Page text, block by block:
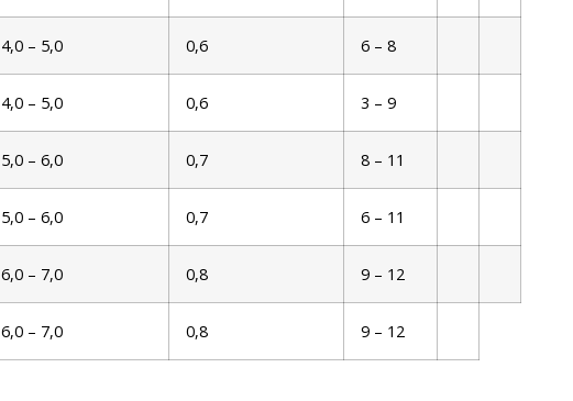
4,0 – 5,0 0,6 6 – 8
4,0 – 5,0 0,6 3 – 9
5,0 – 6,0 0,7 8 – 11
5,0 – 6,0 0,7 6 – 11
6,0 – 7,0 0,8 9 – 12
6,0 – 7,0 0,8 9 – 12